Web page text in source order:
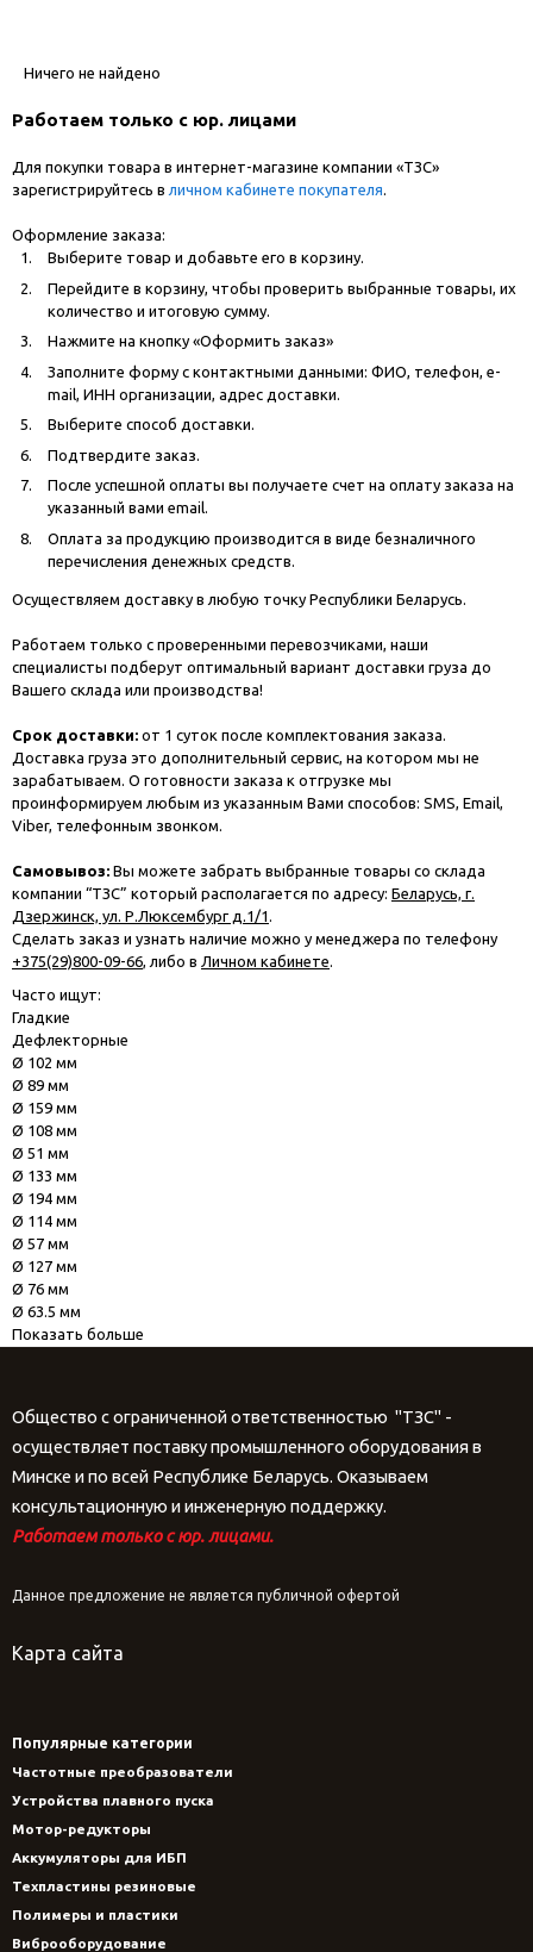
Ничего не найдено
Работаем только с юр. лицами
Для покупки товара в интернет-магазине компании «ТЗС»
зарегистрируйтесь в личном кабинете покупателя.
Оформление заказа:
Выберите товар и добавьте его в корзину.
Перейдите в корзину, чтобы проверить выбранные товары, их
количество и итоговую сумму.
Нажмите на кнопку «Оформить заказ»
Заполните форму с контактными данными: ФИО, телефон, e-
mail, ИНН организации, адрес доставки.
Выберите способ доставки.
Подтвердите заказ.
После успешной оплаты вы получаете счет на оплату заказа на
указанный вами email.
Оплата за продукцию производится в виде безналичного
перечисления денежных средств.
Осуществляем доставку в любую точку Республики Беларусь.
Работаем только с проверенными перевозчиками, наши
специалисты подберут оптимальный вариант доставки груза до
Вашего склада или производства!
Срок доставки: от 1 суток после комплектования заказа.
Доставка груза это дополнительный сервис, на котором мы не
зарабатываем. О готовности заказа к отгрузке мы
проинформируем любым из указанным Вами способов: SMS, Email,
Viber, телефонным звонком.
Самовывоз: Вы можете забрать выбранные товары со склада
компании “ТЗС” который располагается по адресу: Беларусь, г.
Дзержинск, ул. Р.Люксембург д.1/1
Сделать заказ и узнать наличие можно у менеджера по телефону
+375(29)800-09-66 , либо в Личном кабинете
Часто ищут:
Гладкие
Дефлекторные
Ø 102 мм
Ø 89 мм
Ø 159 мм
Ø 108 мм
Ø 51 мм
Ø 133 мм
Ø 194 мм
Ø 114 мм
Ø 57 мм
Ø 127 мм
Ø 76 мм
Ø 63.5 мм
Показать больше
Общество с ограниченной ответственностью "ТЗС" -
осуществляет поставку промышленного оборудования в
Минске и по всей Республике Беларусь. Оказываем
консультационную и инженерную поддержку.
Работаем только с юр. лицами.
Данное предложение не является публичной офертой
Карта сайта
Популярные категории
Частотные преобразователи
Устройства плавного пуска
Мотор-редукторы
Аккумуляторы для ИБП
Техпластины резиновые
Полимеры и пластики
Виброоборудование